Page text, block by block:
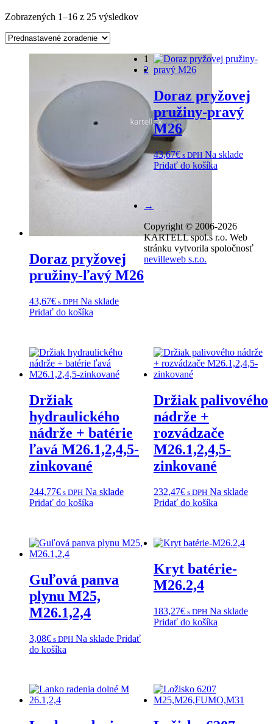
Zobrazených 1–16 z 25 výsledkov
Doraz pryžovej
pružiny-ľavý M26
43,67€ s DPH Na sklade
Pridať do košíka
Doraz pryžovej
pružiny-pravý
M26
43,67€s DPH Na sklade
Pridať do košíka
Držiak
hydraulického
nádrže + batérie
ľavá M26.1,2,4,5-
zinkované
244,77€ s DPH Na sklade
Pridať do košíka
Držiak palivového
nádrže +
rozvádzače
M26.1,2,4,5-
zinkované
232,47€s DPH Na sklade
Pridať do košíka
Guľová panva
plynu M25,
M26.1,2,4
3,08€ s DPH Na sklade Pridať
do košíka
Kryt batérie-
M26.2,4
183,27€s DPH Na sklade
Pridať do košíka
1
2
→
Copyright © 2006-2026
KARTELL spol.s r.o. Web
stránku vytvorila spoločnosť
nevilleweb s.r.o.